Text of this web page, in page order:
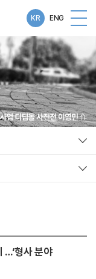
KR ENG
…‘형사 분야